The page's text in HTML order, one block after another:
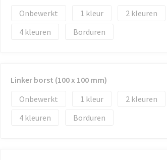
Onbewerkt
1 2
4
Borduren
Linker borst (100 x 100 mm)
Onbewerkt
1 2
4
Borduren